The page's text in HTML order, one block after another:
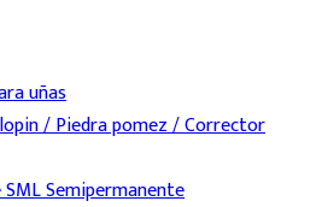
uñas
/ Piedra pomez / Corrector
Semipermanente